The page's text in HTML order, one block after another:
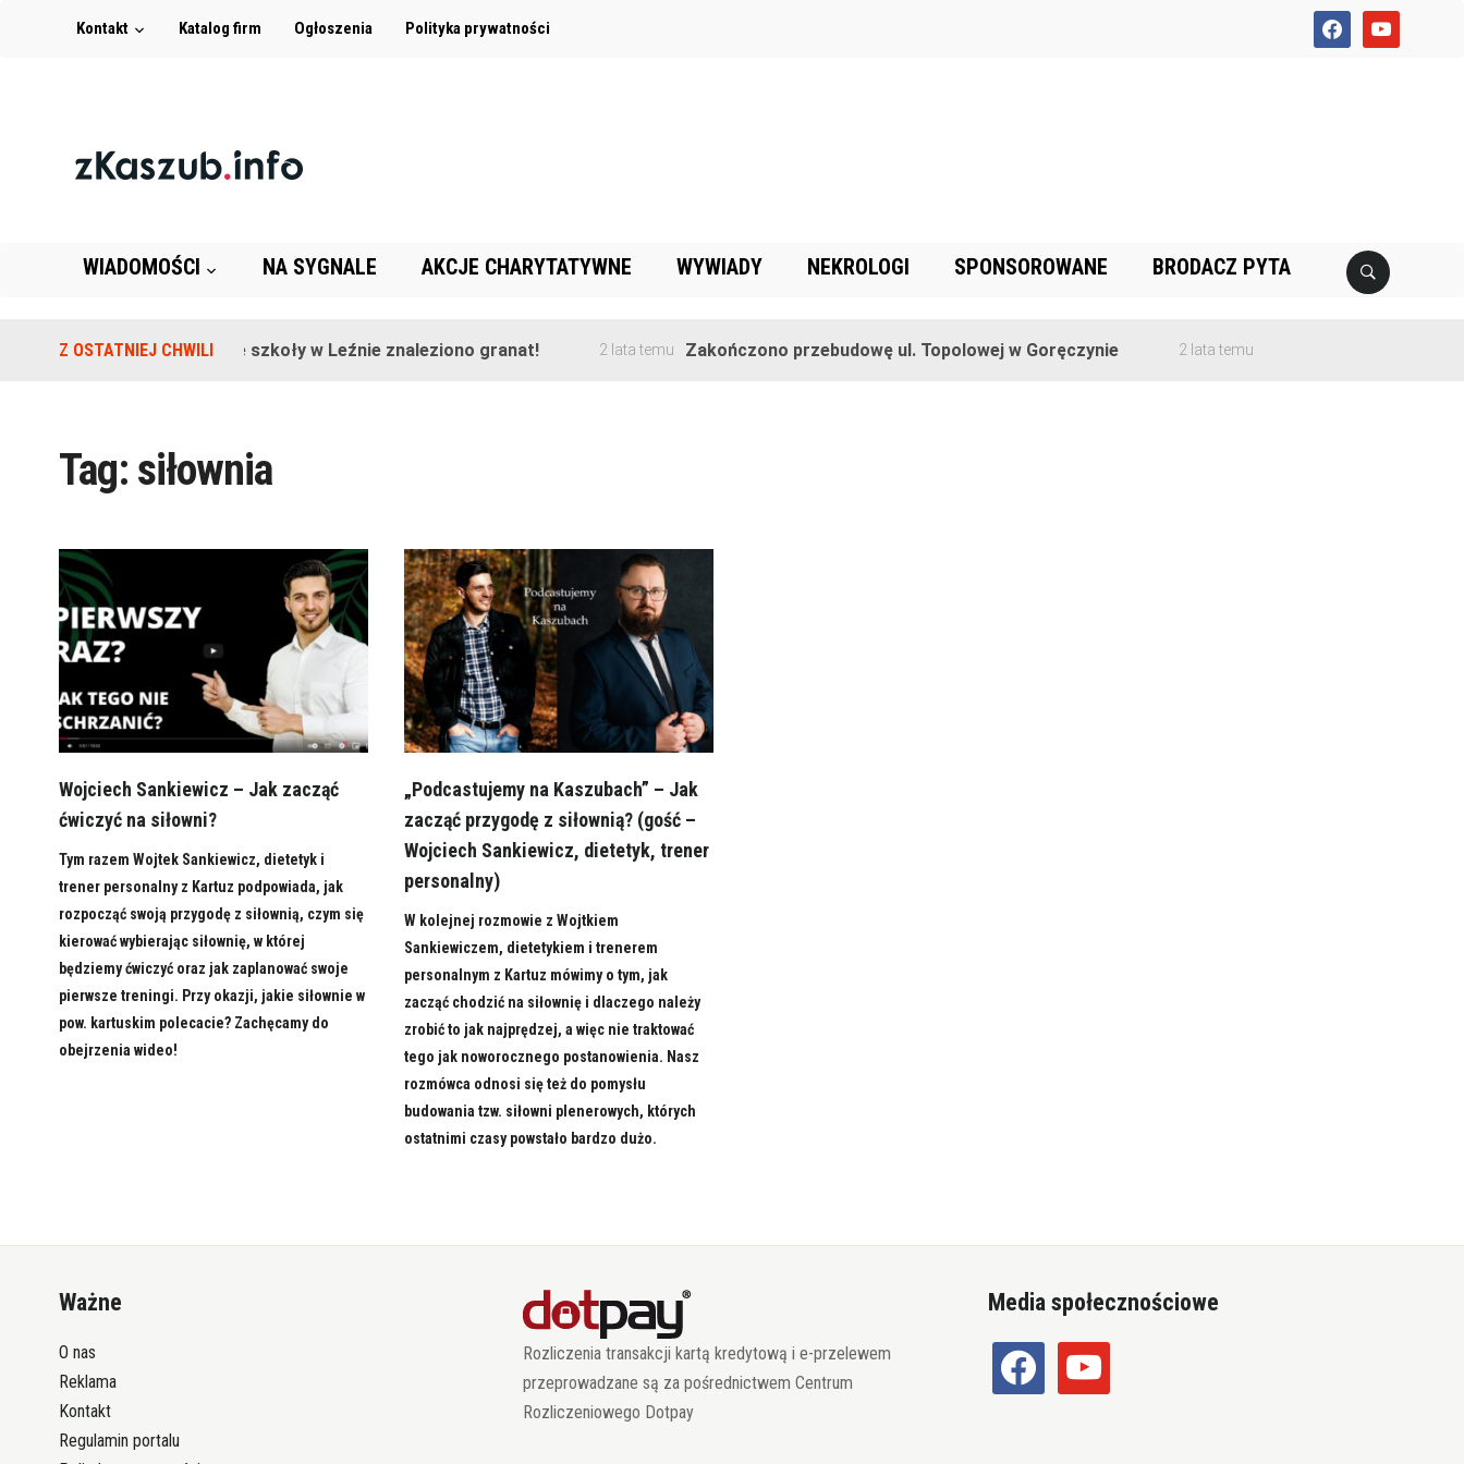
facebookyoutube
Kontakt Katalog firm Ogłoszenia Polityka prywatności
WIADOMOŚCI NA SYGNALE AKCJE CHARYTATYWNE WYWIADY NEKROLOGI SPONSOROWANE BRODACZ PYTA
Z OSTATNIEJ CHWILINa terenie szkoły w Leźnie znaleziono granat! 2 lata temu Zakończono przebudowę ul. Topolowej w Goręczynie 2 lata temu
Tag: siłownia
Wojciech Sankiewicz – Jak zacząć
ćwiczyć na siłowni?
Tym razem Wojtek Sankiewicz, dietetyk i
trener personalny z Kartuz podpowiada, jak
rozpocząć swoją przygodę z siłownią, czym się
kierować wybierając siłownię, w której
będziemy ćwiczyć oraz jak zaplanować swoje
pierwsze treningi. Przy okazji, jakie siłownie w
pow. kartuskim polecacie? Zachęcamy do
obejrzenia wideo!
„Podcastujemy na Kaszubach” – Jak
zacząć przygodę z siłownią? (gość –
Wojciech Sankiewicz, dietetyk, trener
personalny)
W kolejnej rozmowie z Wojtkiem
Sankiewiczem, dietetykiem i trenerem
personalnym z Kartuz mówimy o tym, jak
zacząć chodzić na siłownię i dlaczego należy
zrobić to jak najprędzej, a więc nie traktować
tego jak noworocznego postanowienia. Nasz
rozmówca odnosi się też do pomysłu
budowania tzw. siłowni plenerowych, których
ostatnimi czasy powstało bardzo dużo.
Ważne
O nas
Reklama
Kontakt
Regulamin portalu
Rozliczenia transakcji kartą kredytową i e-przelewem
przeprowadzane są za pośrednictwem Centrum
Rozliczeniowego Dotpay
Media społecznościowe
facebook youtube